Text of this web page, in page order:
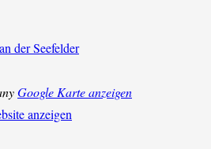
der Seefelder
Google Karte anzeigen
anzeigen